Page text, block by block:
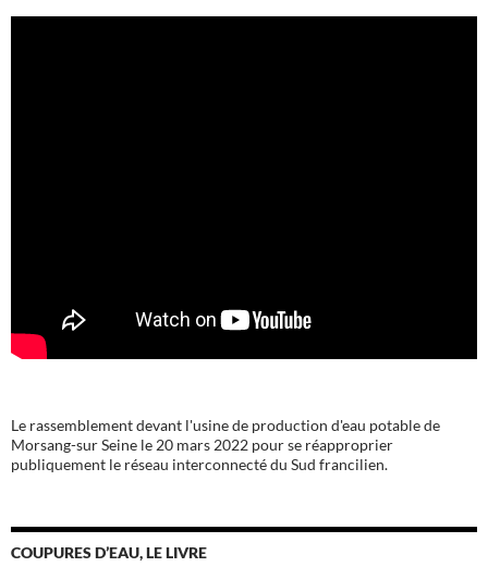
Le rassemblement devant l'usine de production d'eau potable de
Morsang-sur Seine le 20 mars 2022 pour se réapproprier
publiquement le réseau interconnecté du Sud francilien.
COUPURES D’EAU, LE LIVRE